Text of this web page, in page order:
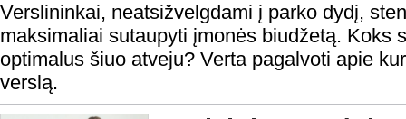
Verslininkai, neatsižvelgdami į parko dydį,
maksimaliai sutaupyti įmonės biudžetą. Koks
optimalus šiuo atveju? Verta pagalvoti apie
verslą.